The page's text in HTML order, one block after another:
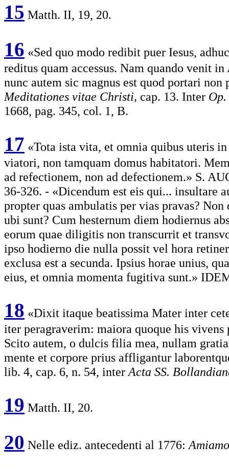
15 Matth. II, 19, 20.
16 «Sed quo modo redibit puer Iesus,
reditus quam accessus. Nam quando venit
nunc autem sic magnus est quod portari
Meditationes vitae Christi, cap. 13. Inter
1668, pag. 345, col. 1, B.
17 «Tota ista vita, et omnia quibus uteris
viatori, non tamquam domus habitatori.
ad refectionem, non ad defectionem.» S.
36-326. - «Dicendum est eis qui... insultare
propter quas ambulatis per vias pravas?
ubi sunt? Cum hesternum diem hodiernus
eorum quae diligitis non transcurrit et
ipso hodierno die nulla possit vel hora
exclusa est a secunda. Ipsius horae unius,
eius, et omnia momenta fugitiva sunt.»
18 «Dixit itaque beatissima Mater inter
iter peragraverim: maiora quoque his
Scito autem, o dulcis filia mea, nullam
mente et corpore prius affligantur
lib. 4, cap. 6, n. 54, inter Acta SS.
19 Matth. II, 20.
20 Nelle ediz. antecedenti al 1776: